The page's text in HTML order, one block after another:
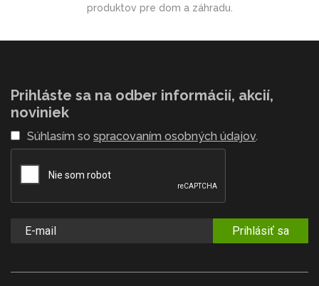
produktov pre dom a záhradu.
Prihláste sa na odber informácií, akcií,
noviniek
Súhlasím so spracovaním osobných údajov.
Prihlásiť sa